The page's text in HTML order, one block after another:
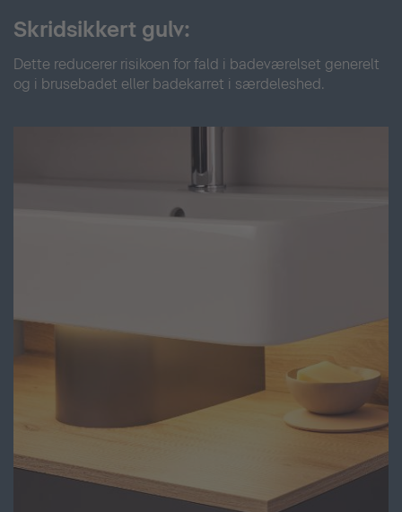
Skridsikkert gulv:
Dette reducerer risikoen for fald i badeværelset generelt
og i brusebadet eller badekarret i særdeleshed.